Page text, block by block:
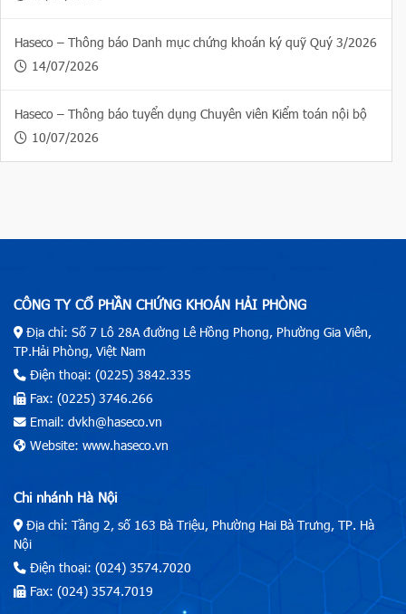
Haseco – Thông báo Danh mục chứng khoán ký quỹ Quý 3/2026
14/07/2026
Haseco – Thông báo tuyển dụng Chuyên viên Kiểm toán nội bộ
10/07/2026
CÔNG TY CỔ PHẦN CHỨNG KHOÁN HẢI PHÒNG
Địa chỉ: Số 7 Lô 28A đường Lê Hồng Phong, Phường Gia Viên,
TP.Hải Phòng, Việt Nam
Điện thoại: (0225) 3842.335
Fax: (0225) 3746.266
Email: dvkh@haseco.vn
Website: www.haseco.vn
Chi nhánh Hà Nội
Địa chỉ: Tầng 2, số 163 Bà Triệu, Phường Hai Bà Trưng, TP. Hà
Nội
Điện thoại: (024) 3574.7020
Fax: (024) 3574.7019